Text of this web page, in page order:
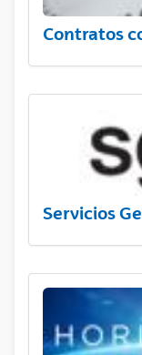
Contratos
Servicios